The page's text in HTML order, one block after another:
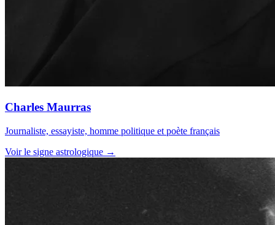
Charles Maurras
Journaliste, essayiste, homme politique et poète français
Voir le signe astrologique →